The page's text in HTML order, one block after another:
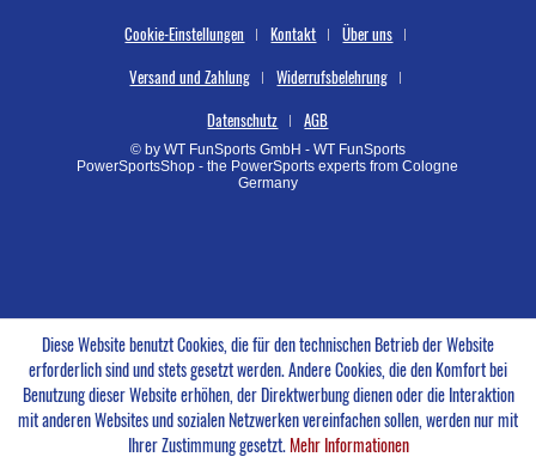
Cookie-Einstellungen Kontakt
Über uns
Versand und Zahlung
Widerrufsbelehrung
Datenschutz
AGB
© by WT FunSports GmbH - WT FunSports
PowerSportsShop - the PowerSports experts from Cologne
Germany
Diese Website benutzt Cookies, die für den technischen Betrieb der Website
erforderlich sind und stets gesetzt werden. Andere Cookies, die den Komfort bei
Benutzung dieser Website erhöhen, der Direktwerbung dienen oder die Interaktion
mit anderen Websites und sozialen Netzwerken vereinfachen sollen, werden nur mit
Ihrer Zustimmung gesetzt.Mehr Informationen